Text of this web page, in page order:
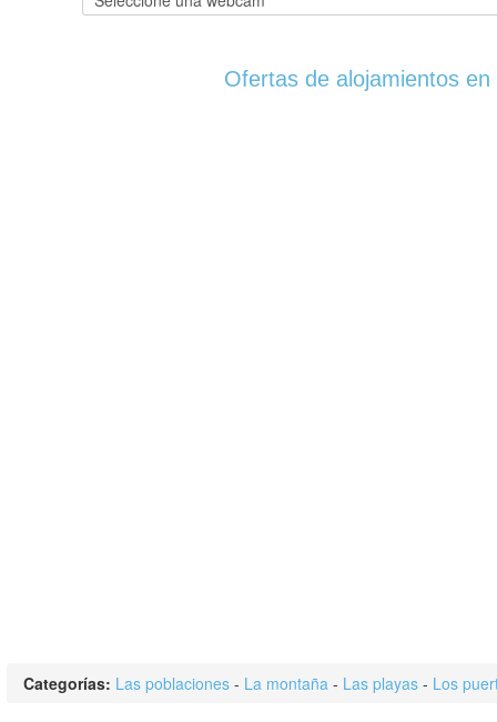
Ofertas de alojamientos en
Categorías: Las poblaciones - La montaña - Las playas - Los